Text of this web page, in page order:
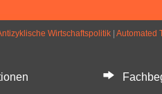
Wirtschaftspolitik Automated